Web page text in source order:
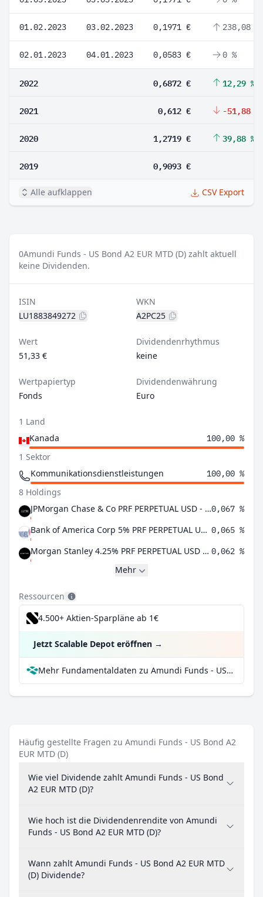
01.02.2023 03.02.2023 0,1971 € 238,08 %
02.01.2023 04.01.2023 0,0583 € 0 %
2022 0,6872 € 12,29 %
2021 0,612 € -51,88 %
2020 1,2719 € 39,88 %
2019 0,9093 €
Alle aufklappen CSV Export
0Amundi Funds - US Bond A2 EUR MTD (D) zahlt aktuell
keine Dividenden.
ISIN
LU1883849272
WKN
A2PC25
Wert
51,33 €
Dividendenrhythmus
keine
Wertpapiertyp
Fonds
Dividendenwährung
Euro
1 Land
Kanada
100,00 %
1 Sektor
Kommunikationsdienstleistungen
100,00 %
8 Holdings
JPMorgan Chase & Co PRF PERPETUAL USD - Ser MM 1/400th0,067 %
Bank of America Corp 5% PRF PERPETUAL USD 25 - Ser LL DpSh1/1000th 0,065 %
Morgan Stanley 4.25% PRF PERPETUAL USD 25 - Ser O 0,062 %
Mehr
Ressourcen
4.500+ Aktien-Sparpläne ab 1€
Jetzt Scalable Depot eröffnen →
Mehr Fundamentaldaten zu Amundi Funds - US Bond A2 EUR MTD (D) bei Parqet
Häufig gestellte Fragen zu Amundi Funds - US Bond A2
EUR MTD (D)
Wie viel Dividende zahlt Amundi Funds - US Bond
A2 EUR MTD (D)?
Wie hoch ist die Dividendenrendite von Amundi
Funds - US Bond A2 EUR MTD (D)?
Wann zahlt Amundi Funds - US Bond A2 EUR MTD
(D) Dividende?